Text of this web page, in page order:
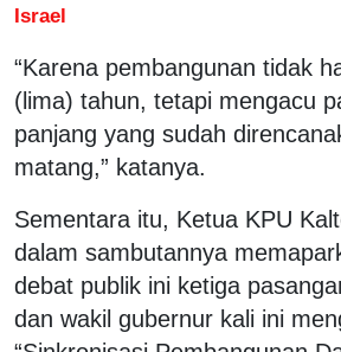
Israel
“Karena pembangunan tidak
(lima) tahun, tetapi mengacu
panjang yang sudah
matang,” katanya.
Sementara itu, Ketua KPU
dalam sambutannya
debat publik ini ketiga
dan wakil gubernur kali ini